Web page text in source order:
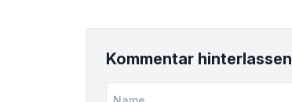
Kommentar hinterlassen